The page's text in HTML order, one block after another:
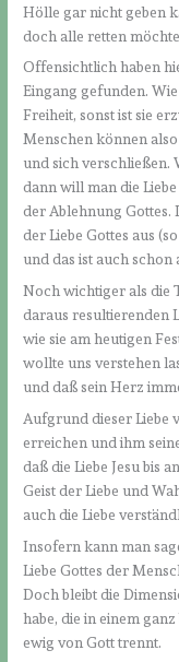
Hölle gar nicht geben
doch alle retten
Offensichtlich haben
Eingang gefunden.
Freiheit, sonst ist sie
Menschen können
und sich verschließen.
dann will man die
der Ablehnung Gottes.
der Liebe Gottes aus
und das ist auch
Noch wichtiger als die
daraus resultierenden
wie sie am heutigen
wollte uns verstehen
und daß sein Herz
Aufgrund dieser Liebe
erreichen und ihm
daß die Liebe Jesu bis
Geist der Liebe und
auch die Liebe
Insofern kann man
Liebe Gottes der
Doch bleibt die
habe, die in einem
ewig von Gott trennt.